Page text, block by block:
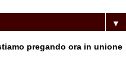
▼
pregando ora in unione